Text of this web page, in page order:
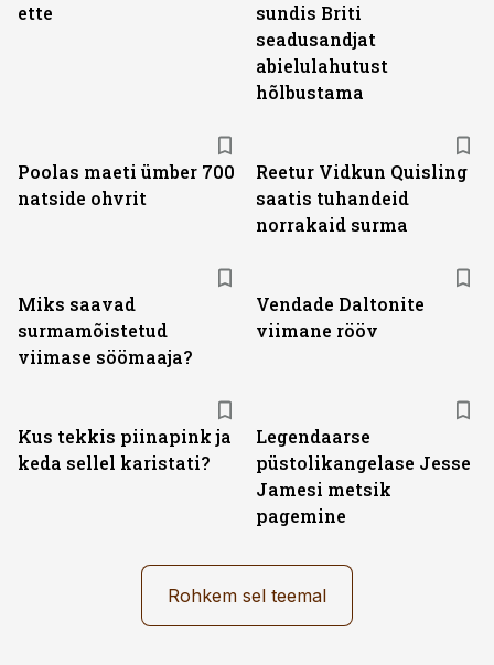
ette
sundis Briti
seadusandjat
abielulahutust
hõlbustama
Poolas maeti ümber 700
natside ohvrit
Reetur Vidkun Quisling
saatis tuhandeid
norrakaid surma
Miks saavad
surmamõistetud
viimase söömaaja?
Vendade Daltonite
viimane rööv
Kus tekkis piinapink ja
keda sellel karistati?
Legendaarse
püstolikangelase Jesse
Jamesi metsik
pagemine
Rohkem sel teemal